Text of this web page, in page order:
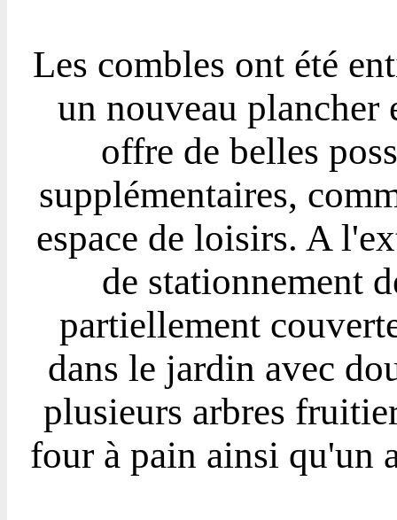
Les combles ont été
un nouveau plancher
offre de belles
supplémentaires,
espace de loisirs. A
de stationnement
partiellement
dans le jardin avec
plusieurs arbres
four à pain ainsi qu'un